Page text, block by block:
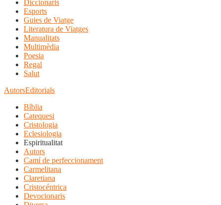
Diccionaris
Esports
Guies de Viatge
Literatura de Viatges
Manualitats
Multimèdia
Poesia
Regal
Salut
AutorsEditorials
Bíblia
Catequesi
Cristologia
Eclesiologia
Espiritualitat
Autors
Camí de perfeccionament
Carmelitana
Claretiana
Cristocéntrica
Devocionaris